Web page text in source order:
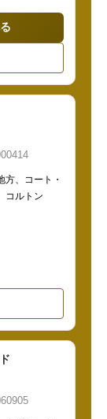
方、コート・
コルトン